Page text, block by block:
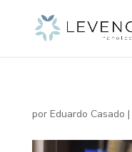
por Eduardo Casado |